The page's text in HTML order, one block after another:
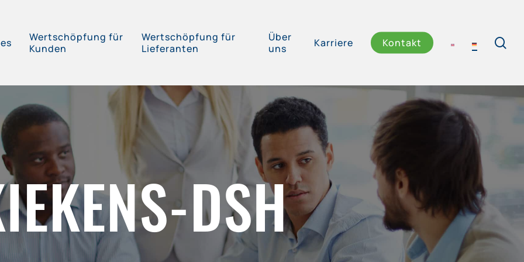
Wertschöpfung für
Kunden
Wertschöpfung für
Lieferanten
Über
uns
Karriere Kontakt
DSH